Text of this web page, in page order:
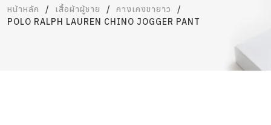
หน้าหลัก เสื้อผ้าผู้ชาย
กางเกงขายาว
POLO RALPH LAUREN CHINO JOGGER PANT